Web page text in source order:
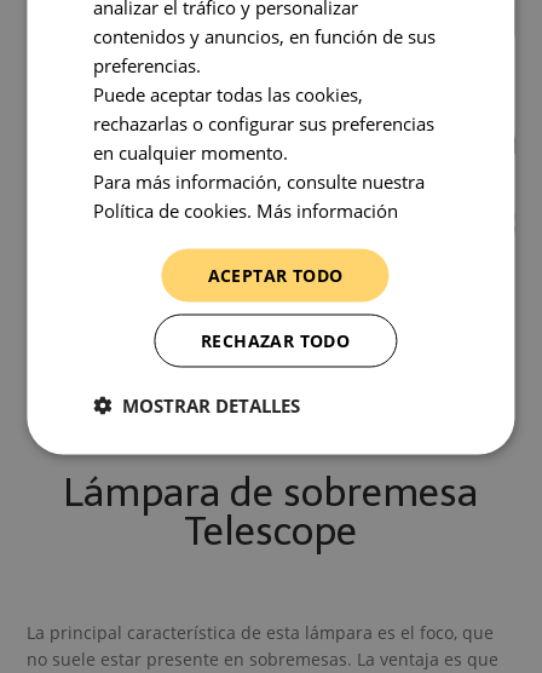
Lámpara de sobremesa
Telescope
La principal característica de esta lámpara es el foco, que
no suele estar presente en sobremesas. La ventaja es que
analizar el tráfico y personalizar
contenidos y anuncios, en función de sus
preferencias.
Puede aceptar todas las cookies,
rechazarlas o configurar sus preferencias
en cualquier momento.
Para más información, consulte nuestra
Política de cookies. Más información
ACEPTAR TODO
RECHAZAR TODO
MOSTRAR DETALLES